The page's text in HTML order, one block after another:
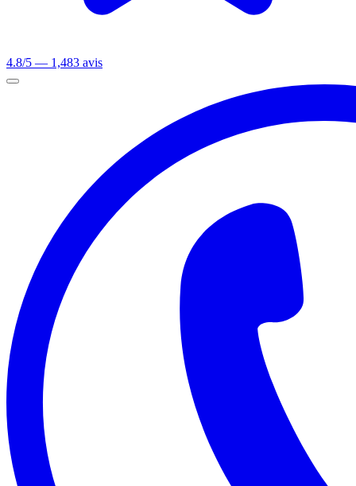
4.8/5 — 1,483 avis
Ouvrir le menu